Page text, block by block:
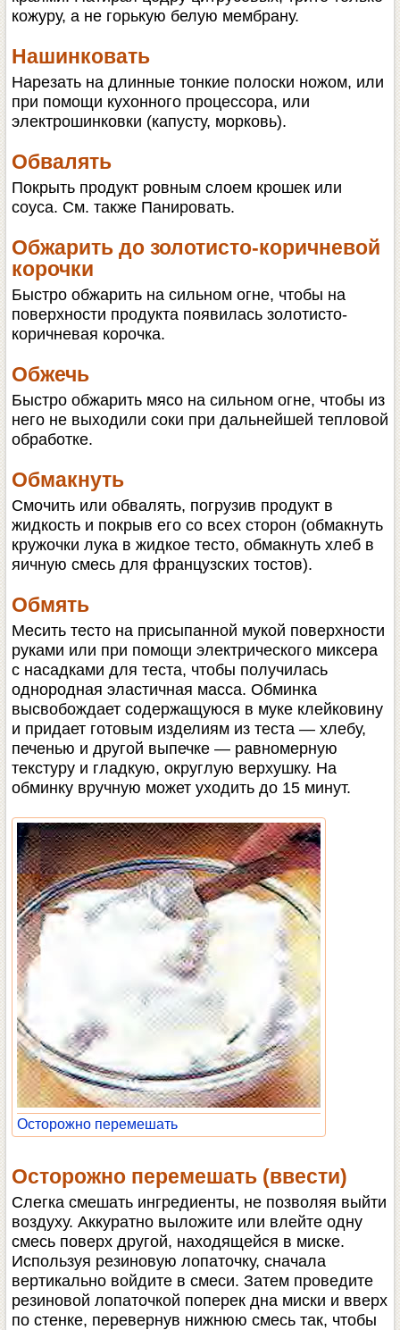
кожуру, а не горькую белую мембрану.
Нашинковать
Нарезать на длинные тонкие полоски ножом, или
при помощи кухонного процессора, или
электрошинковки (капусту, морковь).
Обвалять
Покрыть продукт ровным слоем крошек или
соуса. См. также Панировать.
Обжарить до золотисто-коричневой
корочки
Быстро обжарить на сильном огне, чтобы на
поверхности продукта появилась золотисто-
коричневая корочка.
Обжечь
Быстро обжарить мясо на сильном огне, чтобы из
него не выходили соки при дальнейшей тепловой
обработке.
Обмакнуть
Смочить или обвалять, погрузив продукт в
жидкость и покрыв его со всех сторон (обмакнуть
кружочки лука в жидкое тесто, обмакнуть хлеб в
яичную смесь для французских тостов).
Обмять
Месить тесто на присыпанной мукой поверхности
руками или при помощи электрического миксера
с насадками для теста, чтобы получилась
однородная эластичная масса. Обминка
высвобождает содержащуюся в муке клейковину
и придает готовым изделиям из теста — хлебу,
печенью и другой выпечке — равномерную
текстуру и гладкую, округлую верхушку. На
обминку вручную может уходить до 15 минут.
Осторожно перемешать
Осторожно перемешать (ввести)
Слегка смешать ингредиенты, не позволяя выйти
воздуху. Аккуратно выложите или влейте одну
смесь поверх другой, находящейся в миске.
Используя резиновую лопаточку, сначала
вертикально войдите в смеси. Затем проведите
резиновой лопаточкой поперек дна миски и вверх
по стенке, перевернув нижнюю смесь так, чтобы